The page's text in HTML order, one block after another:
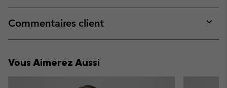
or
Commentaires client
or
Vous Aimerez Aussi